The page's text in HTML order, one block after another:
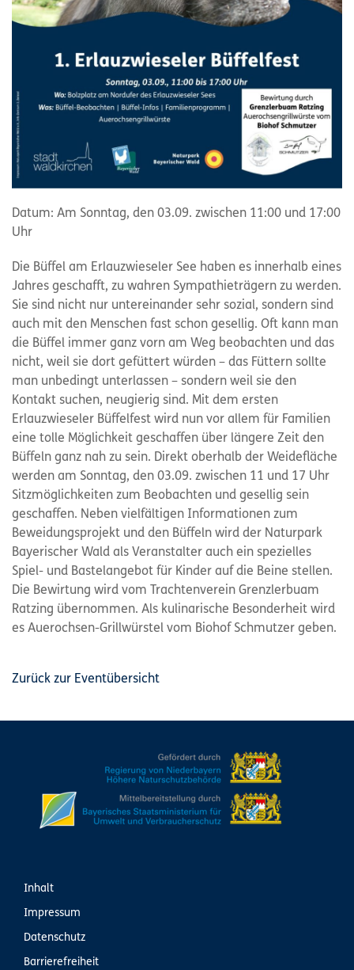
Datum: Am Sonntag, den 03.09. zwischen 11:00 und 17:00
Uhr
Die Büffel am Erlauzwieseler See haben es innerhalb eines
Jahres geschafft, zu wahren Sympathieträgern zu werden.
Sie sind nicht nur untereinander sehr sozial, sondern sind
auch mit den Menschen fast schon gesellig. Oft kann man
die Büffel immer ganz vorn am Weg beobachten und das
nicht, weil sie dort gefüttert würden – das Füttern sollte
man unbedingt unterlassen – sondern weil sie den
Kontakt suchen, neugierig sind. Mit dem ersten
Erlauzwieseler Büffelfest wird nun vor allem für Familien
eine tolle Möglichkeit geschaffen über längere Zeit den
Büffeln ganz nah zu sein. Direkt oberhalb der Weidefläche
werden am Sonntag, den 03.09. zwischen 11 und 17 Uhr
Sitzmöglichkeiten zum Beobachten und gesellig sein
geschaffen. Neben vielfältigen Informationen zum
Beweidungsprojekt und den Büffeln wird der Naturpark
Bayerischer Wald als Veranstalter auch ein spezielles
Spiel- und Bastelangebot für Kinder auf die Beine stellen.
Die Bewirtung wird vom Trachtenverein Grenzlerbuam
Ratzing übernommen. Als kulinarische Besonderheit wird
es Auerochsen-Grillwürstel vom Biohof Schmutzer geben.
Zurück zur Eventübersicht
Inhalt
Impressum
Datenschutz
Barrierefreiheit